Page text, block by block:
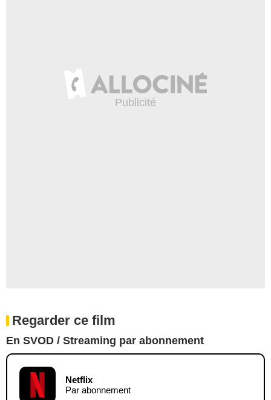
Regarder ce film
En SVOD / Streaming par abonnement
Netflix
Par abonnement